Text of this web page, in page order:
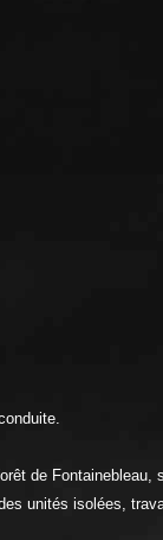
de Fontainebleau,
unités isolées,